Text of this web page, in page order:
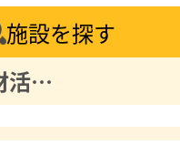
施設を探す
廃材活用で創造力アップ！身近な素材で作る筆と自由なお絵かき体験